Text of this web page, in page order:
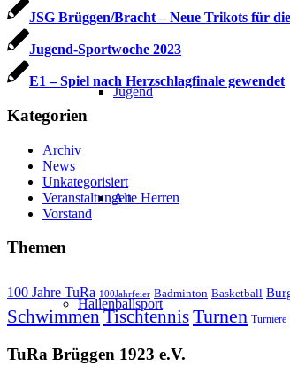
Jugend
Alte Herren
Hallenballsport
JSG Brüggen/Bracht – Neue Trikots für
Jugend-Sportwoche 2023
E1 – Spiel nach Herzschlagfinale gewendet
Kategorien
Archiv
News
Unkategorisiert
Veranstaltungen
Vorstand
Themen
100 Jahre TuRa 100Jahrfeier Badminton Basketball
SchwimmenTischtennisTurnen Turniere
TuRa Brüggen 1923 e.V.